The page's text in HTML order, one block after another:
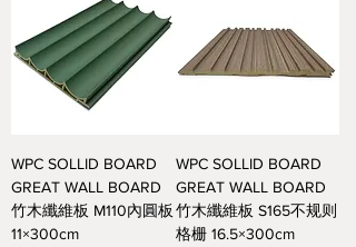
WPC SOLLID BOARD
GREAT WALL BOARD
竹木纖維板 M110內圓板
11×300cm
WPC SOLLID BOARD
GREAT WALL BOARD
竹木纖維板 S165不规则
格栅 16.5×300cm